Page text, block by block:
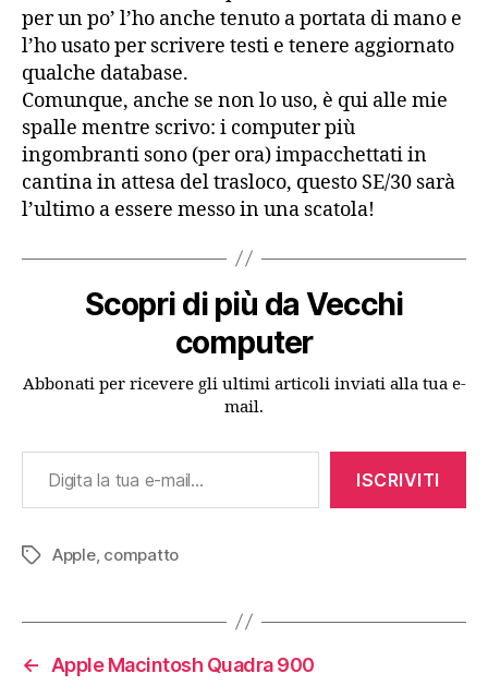
per un po’ l’ho anche tenuto a portata di mano e
l’ho usato per scrivere testi e tenere aggiornato
qualche database.
Comunque, anche se non lo uso, è qui alle mie
spalle mentre scrivo: i computer più
ingombranti sono (per ora) impacchettati in
cantina in attesa del trasloco, questo SE/30 sarà
l’ultimo a essere messo in una scatola!
Scopri di più da Vecchi
computer
Abbonati per ricevere gli ultimi articoli inviati alla tua e-
mail.
Digita la tua e-mail...
ISCRIVITI
Tag Apple, compatto
←
Apple Macintosh Quadra 900